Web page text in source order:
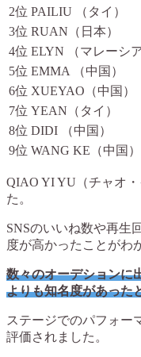
2位 PAILIU （タイ）
3位 RUAN（日本）
4位 ELYN （マレーシア
5位 EMMA （中国）
6位 XUEYAO（中国）
7位 YEAN（タイ）
8位 DIDI （中国）
9位 WANG KE（中国）
QIAO YI YU（チャオ
た。
SNSのいいね数や再生
度が高かったことがわ
数々のオーデションに
よりも知名度があった
ステージでのパフォー
評価されました。